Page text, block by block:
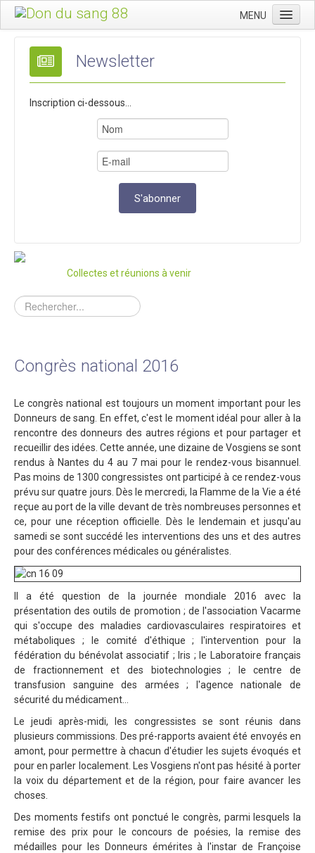
MENU
Accueil
Qui sommes-nous ?
Assemblées & congrès
Newsletter
Inscription ci-dessous...
Collectes et réunions à venir
Congrès national 2016
Le congrès national est toujours un moment important pour les
Donneurs de sang. En effet, c'est le moment idéal pour aller à la
rencontre des donneurs des autres régions et pour partager et
recueillir des idées. Cette année, une dizaine de Vosgiens se sont
rendus à Nantes du 4 au 7 mai pour le rendez-vous bisannuel.
Pas moins de 1300 congressistes ont participé à ce rendez-vous
prévu sur quatre jours. Dès le mercredi, la Flamme de la Vie a été
reçue au port de la ville devant de très nombreuses personnes et
ce, pour une réception officielle. Dès le lendemain et jusqu'au
samedi se sont succédé les interventions des uns et des autres
pour des conférences médicales ou généralistes.
Il a été question de la journée mondiale 2016 avec la
présentation des outils de promotion ; de l'association Vacarme
qui s'occupe des maladies cardiovasculaires respiratoires et
métaboliques ; le comité d'éthique ; l'intervention pour la
fédération du bénévolat associatif ; Iris ; le Laboratoire français
de fractionnement et des biotechnologies ; le centre de
transfusion sanguine des armées ; l'agence nationale de
sécurité du médicament...
Le jeudi après-midi, les congressistes se sont réunis dans
plusieurs commissions. Des pré-rapports avaient été envoyés en
amont, pour permettre à chacun d'étudier les sujets évoqués et
pour en parler localement. Les Vosgiens n'ont pas hésité à porter
la voix du département et de la région, pour faire avancer les
choses.
Des moments festifs ont ponctué le congrès, parmi lesquels la
remise des prix pour le concours de poésies, la remise des
médailles pour les Donneurs émérites à l'instar de Françoise